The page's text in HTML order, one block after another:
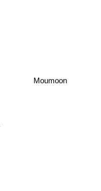
Moumoon